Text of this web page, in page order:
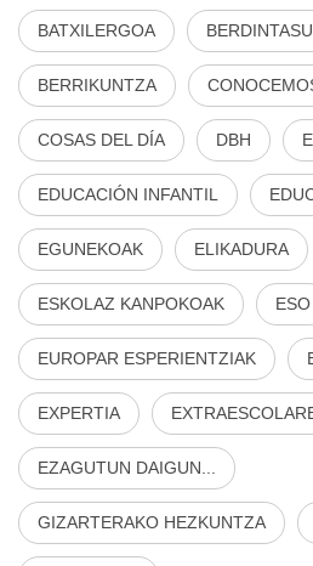
BATXILERGOA
BERRIKUNTZA
COSAS DEL DÍA DBH
EDUCACIÓN INFANTIL
EGUNEKOAK ELIKADURA
ESKOLAZ KANPOKOAK ESO
EUROPAR ESPERIENTZIAK
EXPERTIA
EZAGUTUN DAIGUN...
GIZARTERAKO HEZKUNTZA